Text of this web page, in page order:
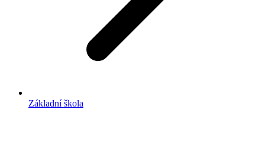
Základní škola